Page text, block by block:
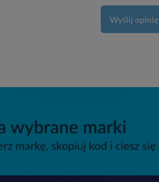
Wyślij opinię